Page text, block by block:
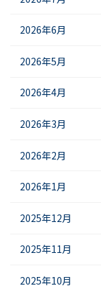
2026年6月
2026年5月
2026年4月
2026年3月
2026年2月
2026年1月
2025年12月
2025年11月
2025年10月